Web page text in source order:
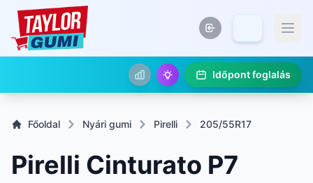
Időpont foglalás
Főoldal Nyári gumi Pirelli 205/55R17
Pirelli Cinturato P7